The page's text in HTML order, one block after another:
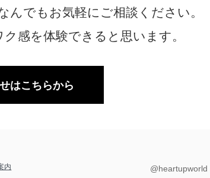
んでもお気軽にご相談ください。
感を体験できると思います。
はこちらから
内
@heartupworld